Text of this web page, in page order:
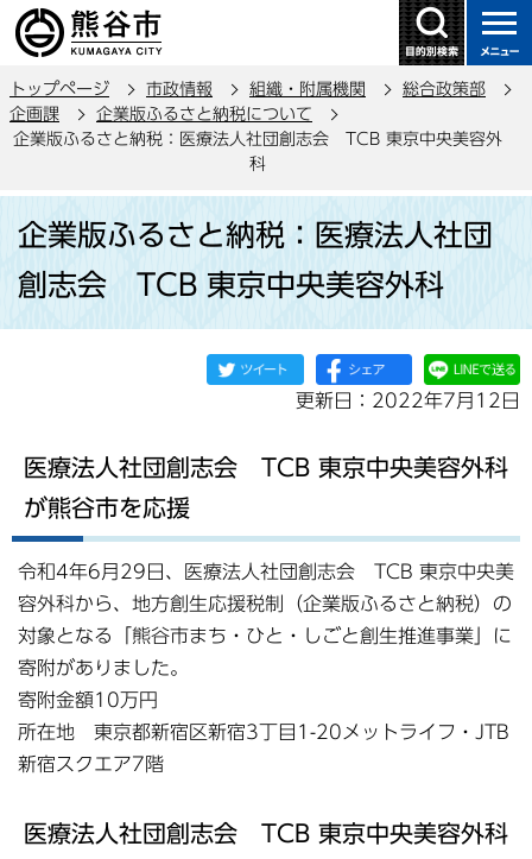
の
ー
ジ
先
トップページ 市政情報 組織・附属機関
総合政策部
企画課
企業版ふるさと納税について
企業版ふるさと納税：医療法人社団創志会 TCB 東京中央美容外
科
か
企業版ふるさと納税：医療法人社団
創志会 TCB 東京中央美容外科
更新日：2022年7月12日
医療法人社団創志会 TCB 東京中央美容外科
が熊谷市を応援
令和4年6月29日、医療法人社団創志会 TCB 東京中央美
容外科から、地方創生応援税制（企業版ふるさと納税）の
対象となる「熊谷市まち・ひと・しごと創生推進事業」に
寄附がありました。
寄附金額10万円
所在地 東京都新宿区新宿3丁目1-20メットライフ・JTB
新宿スクエア7階
医療法人社団創志会 TCB 東京中央美容外科